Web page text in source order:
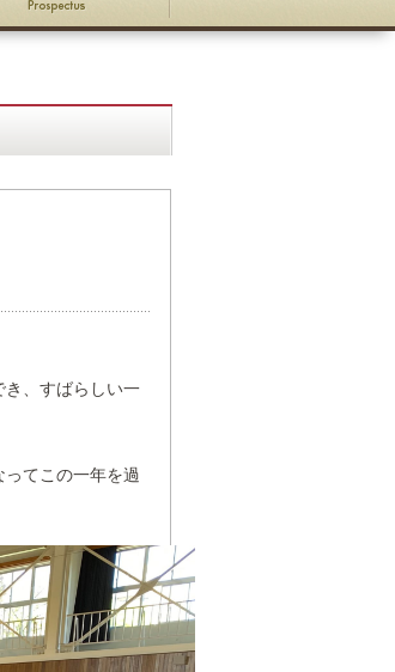
き、すばらしい一
てこの一年を過